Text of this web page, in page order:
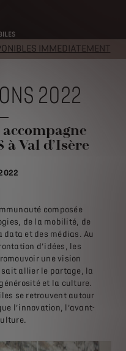
IMMEDIATEMENT
2022
à Val d’Isère
composée
de la mobilité, de
et des médias. Au
d’idées, les
une vision
allier le partage, la
et la culture.
se retrouvent autour
l’innovation, l’avant-